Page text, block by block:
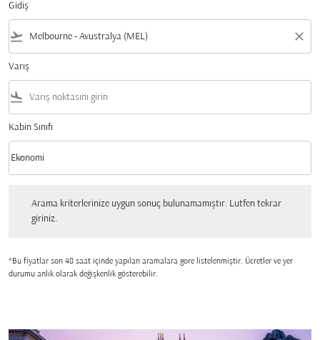
Gidiş
flight_takeoff close
Varış
flight_land
Kabin Sınıfı
Kabin Sınıfı option Ekonomi Selected
Ekonomi
keyboard_arrow_down
Arama kriterlerinize uygun sonuç bulunamamıştır. Lutfen tekrar
giriniz.
*Bu fiyatlar son 48 saat içinde yapılan aramalara gore listelenmiştir. Ücretler ve yer
durumu anlık olarak değişkenlik gösterebilir.